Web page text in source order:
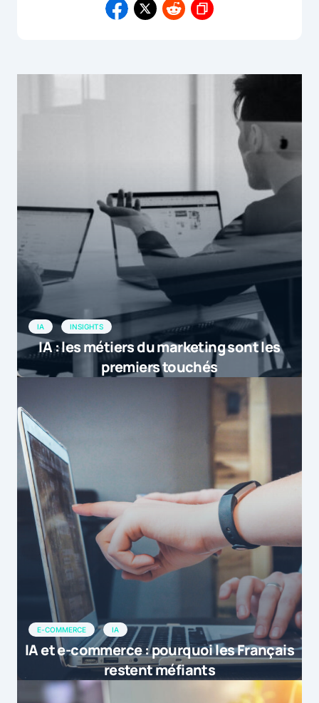
IA INSIGHTS
IA : les métiers du marketing sont les
premiers touchés
E-COMMERCE IA
IA et e-commerce : pourquoi les Français
restent méfiants